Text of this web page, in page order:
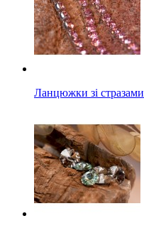
Ланцюжки зі стразами